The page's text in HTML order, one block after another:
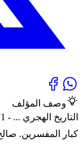
وصف المؤلف
كبار المفسرين.